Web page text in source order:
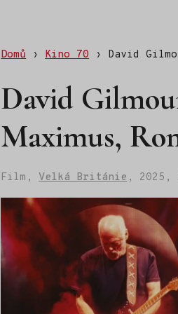
Domů›Kino 70› David
David
Maximus,
Film, Velká Británie , 2025,